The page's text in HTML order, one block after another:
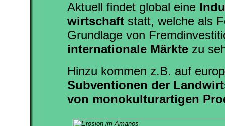
Aktuell findet global eine
wirtschaft statt, welche als
Grundlage von
internationale Märkte zu
Hinzu kommen z.B. auf
Subventionen der
von monokulturartigen